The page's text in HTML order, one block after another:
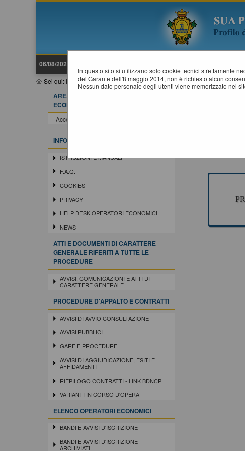
06/08/2026 09:15
Sei qui: Home»Area riservata stazione appaltante »Accesso area
In questo sito si utilizzano solo cookie tecnici strettamente
del Garante dell'8 maggio 2014, non è richiesto alcun
Nessun dato personale degli utenti viene memorizzato nel
AREA RISERVATA OPERATORE
ECONOMICO
Accedi - Registrati
INFORMAZIONI
ISTRUZIONI E MANUALI
F.A.Q.
COOKIES
PRIVACY
HELP DESK OPERATORI ECONOMICI
NEWS
ATTI E DOCUMENTI DI CARATTERE
GENERALE RIFERITI A TUTTE LE
PROCEDURE
AVVISI, COMUNICAZIONI E ATTI DI
CARATTERE GENERALE
PROCEDURE D'APPALTO E CONTRATTI
AVVISI DI AVVIO CONSULTAZIONE
AVVISI PUBBLICI
GARE E PROCEDURE
AVVISI DI AGGIUDICAZIONE, ESITI E
AFFIDAMENTI
RIEPILOGO CONTRATTI - LINK BDNCP
VARIANTI IN CORSO D'OPERA
ELENCO OPERATORI ECONOMICI
BANDI E AVVISI D'ISCRIZIONE
BANDI E AVVISI D'ISCRIZIONE
ARCHIVIATI
Questa
gestione
Gli